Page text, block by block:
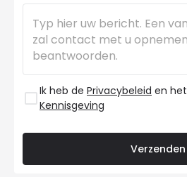
Ik heb de Privacybeleid en het
Kennisgeving
Verzenden